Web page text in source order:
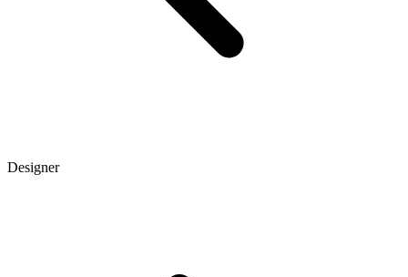
Designer